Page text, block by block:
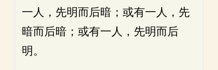
一人，先明而后暗；或有一人，先
暗而后暗；或有一人，先明而后
明。